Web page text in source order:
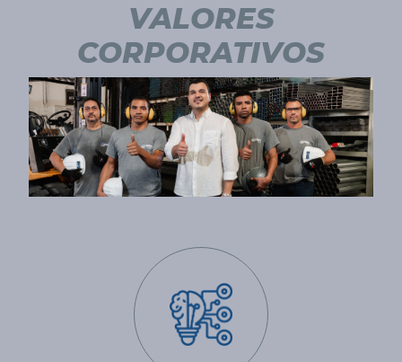
VALORES
CORPORATIVOS